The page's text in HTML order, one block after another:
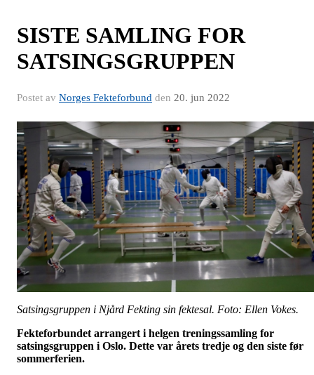
SISTE SAMLING FOR
SATSINGSGRUPPEN
Postet av Norges Fekteforbund den 20. jun 2022
Satsingsgruppen i Njård Fekting sin fektesal. Foto: Ellen Vokes.
Fekteforbundet arrangert i helgen treningssamling for
satsingsgruppen i Oslo. Dette var årets tredje og den siste før
sommerferien.